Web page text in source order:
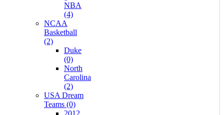
NBA
(4)
NCAA
Basketball
(2)
Duke
(0)
North
Carolina
(2)
USA Dream
Teams (0)
2012